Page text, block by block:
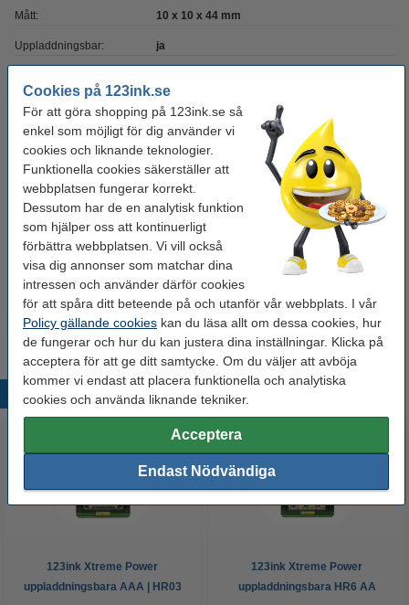
Cookies på 123ink.se
För att göra shopping på 123ink.se så
enkel som möjligt för dig använder vi
cookies och liknande teknologier.
Funktionella cookies säkerställer att
webbplatsen fungerar korrekt.
Dessutom har de en analytisk funktion
som hjälper oss att kontinuerligt
förbättra webbplatsen. Vi vill också
visa dig annonser som matchar dina
intressen och använder därför cookies
för att spåra ditt beteende på och utanför vår webbplats. I vår
Policy gällande cookies kan du läsa allt om dessa cookies, hur
de fungerar och hur du kan justera dina inställningar. Klicka på
acceptera för att ge ditt samtycke. Om du väljer att avböja
kommer vi endast att placera funktionella och analytiska
cookies och använda liknande tekniker.
Acceptera
Endast Nödvändiga
Mått: 10 x 10 x 44 mm
Uppladdningsbar: ja
Säkerhetsdatablad: Manual
Behöver du fler?
Köp4st för endast
80 kr
Extra information
Batteriet benämns
även som:
Batteribenämning:
AAA
HR03
Populära produkter
123ink Xtreme Power
uppladdningsbara AAA | HR03
123ink Xtreme Power
uppladdningsbara HR6 AA